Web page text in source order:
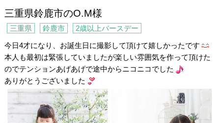
三重県鈴鹿市のO.M様
三重県 鈴鹿市 2歳以上バースデー
今日4才になり、お誕生日に撮影して頂けて嬉しかったです
本人も最初は緊張していましたが楽しい雰囲気を作って頂けた
のでテンションあげあげで途中からニコニコでした
ありがとうございました